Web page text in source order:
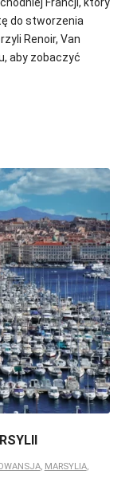
Francji, który
do stworzenia
Renoir, Van
aby zobaczyć
, MARSYLIA,